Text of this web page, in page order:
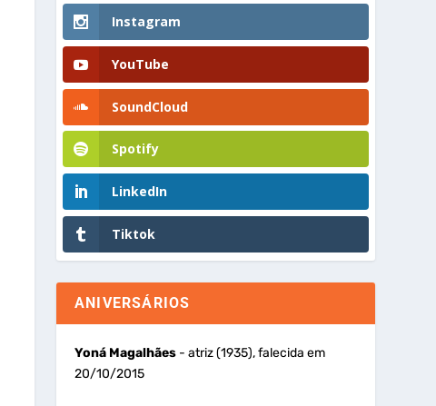
Instagram
YouTube
SoundCloud
Spotify
LinkedIn
Tiktok
ANIVERSÁRIOS
Yoná Magalhães- atriz (1935), falecida em
20/10/2015